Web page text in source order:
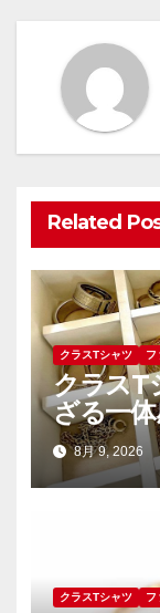
ゲ
ー
シ
ョ
ン
Related
クラスTシャツ フ
クラスT
ざる一
8月 9, 2026
クラスTシャツ フ